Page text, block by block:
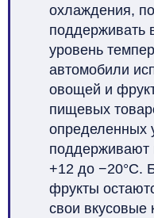
охлаждения,
поддерживать
уровень
автомобили
овощей и
пищевых
определенных
поддерживают
+12 до −20°C.
фрукты
свои вкусовые